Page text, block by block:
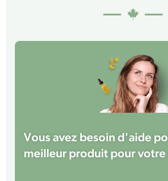
Vous avez besoin d'aide
meilleur produit pour votre